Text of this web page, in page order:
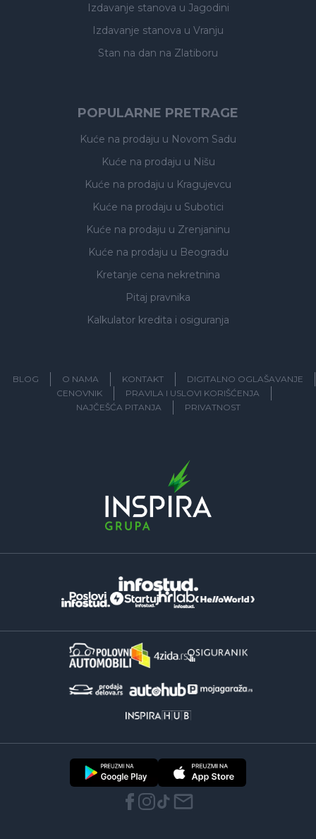
Izdavanje stanova u Jagodini
Izdavanje stanova u Vranju
Stan na dan na Zlatiboru
POPULARNE PRETRAGE
Kuće na prodaju u Novom Sadu
Kuće na prodaju u Nišu
Kuće na prodaju u Kragujevcu
Kuće na prodaju u Subotici
Kuće na prodaju u Zrenjaninu
Kuće na prodaju u Beogradu
Kretanje cena nekretnina
Pitaj pravnika
Kalkulator kredita i osiguranja
BLOG O NAMA KONTAKT
DIGITALNO OGLAŠAVANJE
CENOVNIK
PRAVILA I USLOVI KORIŠĆENJA
NAJČEŠĆA PITANJA
PRIVATNOST